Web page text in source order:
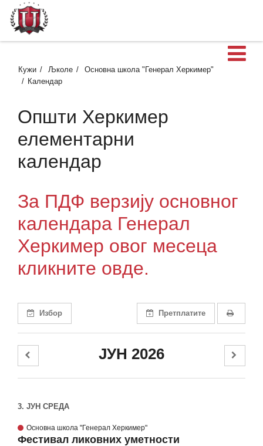
Кужи Љколе
Основна школа "Генерал Херкимер"
Календар
Општи Херкимер
елементарни
календар
За ПДФ верзију основног
календара Генерал
Херкимер овог месеца
кликните овде.
Избор Претплатите
ЈУН 2026
3. ЈУН СРЕДА
Основна школа "Генерал Херкимер"
Фестивал ликовних уметности